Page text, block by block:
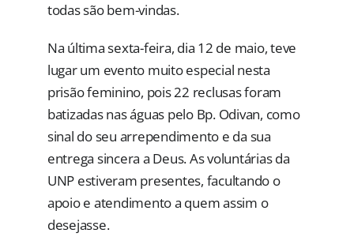
todas são bem-vindas.
Na última sexta-feira, dia 12 de maio, teve
lugar um evento muito especial nesta
prisão feminino, pois 22 reclusas foram
batizadas nas águas pelo Bp. Odivan, como
sinal do seu arrependimento e da sua
entrega sincera a Deus. As voluntárias da
UNP estiveram presentes, facultando o
apoio e atendimento a quem assim o
desejasse.